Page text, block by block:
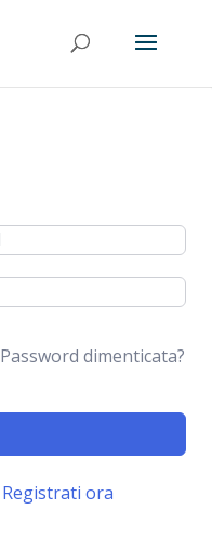
Password dimenticata?
Registrati ora